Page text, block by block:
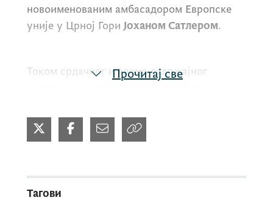
новоименованим амбасадором Европске
уније у Црној Гори Јоханом Сатлером.
Током срдачног и веома садржајног
добродошлицу, изражавајући снажно
увјерење да ће Делегација ЕУ бити, као и
Прочитај све
Тагови